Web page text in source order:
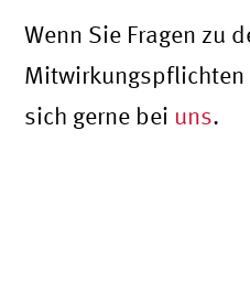
Wenn Sie Fragen zu
Mitwirkungspflichten
sich gerne bei uns.